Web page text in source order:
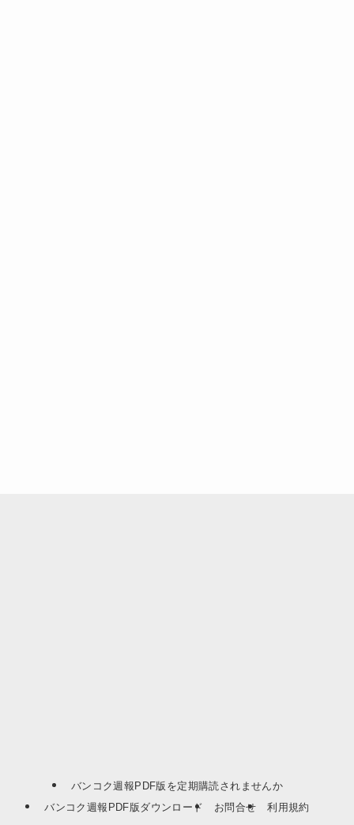
バンコク週報PDF版を定期購読されませんか
バンコク週報PDF版ダウンロード
お問合せ
利用規約